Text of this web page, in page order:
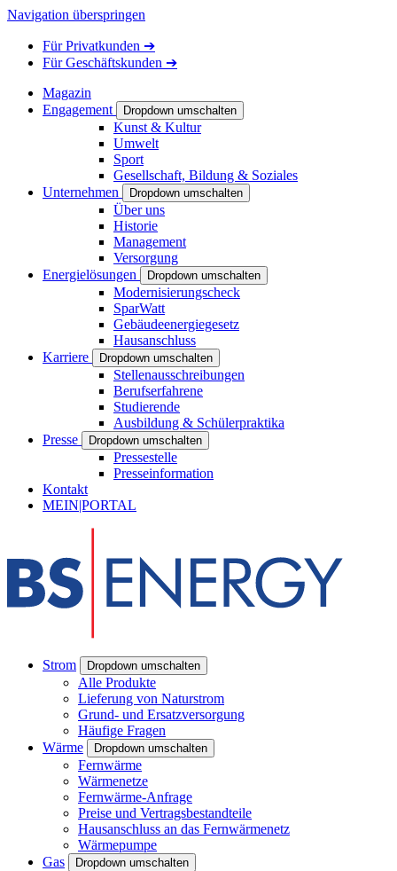
Navigation überspringen
FürPrivatkunden ➔
FürGeschäftskunden ➔
Magazin
Engagement
Dropdown umschalten
Kunst & Kultur
Umwelt
Sport
Gesellschaft, Bildung & Soziales
Unternehmen
Dropdown umschalten
Über uns
Historie
Management
Versorgung
Energielösungen
Dropdown umschalten
Modernisierungscheck
SparWatt
Gebäudeenergiegesetz
Hausanschluss
Karriere
Dropdown umschalten
Stellenausschreibungen
Berufserfahrene
Studierende
Ausbildung & Schülerpraktika
Presse
Dropdown umschalten
Pressestelle
Presseinformation
Kontakt
MEIN|PORTAL
Strom Dropdown umschalten
Alle Produkte
Lieferung von Naturstrom
Grund- und Ersatzversorgung
Häufige Fragen
Wärme
Dropdown umschalten
Fernwärme
Wärmenetze
Fernwärme-Anfrage
Preise und Vertragsbestandteile
Hausanschluss an das Fernwärmenetz
Wärmepumpe
Gas
Dropdown umschalten